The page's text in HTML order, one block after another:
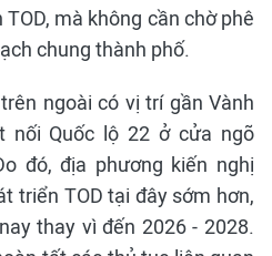
mà không cần chờ phê
chung thành phố.
ngoài có vị trí gần Vành
nối Quốc lộ 22 ở cửa ngõ
đó, địa phương kiến nghị
triển TOD tại đây sớm hơn,
thay vì đến 2026 - 2028.